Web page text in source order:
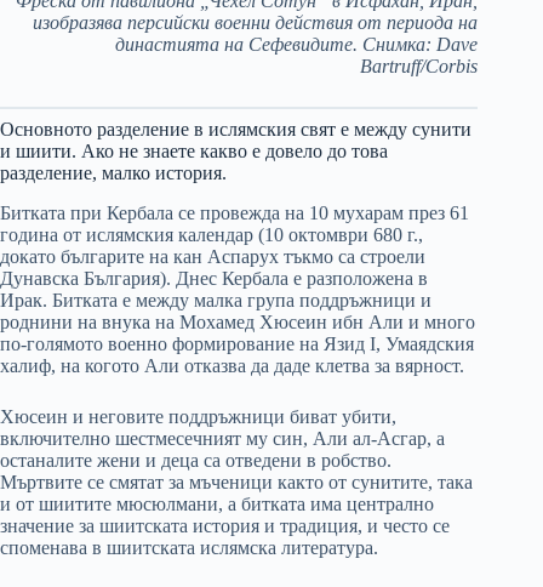
изобразява персийски военни действия от периода на
династията на Сефевидите. Снимка: Dave
Bartruff/Corbis
Основното разделение в ислямския свят е между сунити
и шиити. Ако не знаете какво е довело до това
разделение, малко история.
Битката при Кербала се провежда на 10 мухарам през 61
година от ислямския календар (10 октомври 680 г.,
докато българите на кан Аспарух тъкмо са строели
Дунавска България). Днес Кербала е разположена в
Ирак. Битката е между малка група поддръжници и
роднини на внука на Мохамед Хюсеин ибн Али и много
по-голямото военно формирование на Язид I, Умаядския
халиф, на когото Али отказва да даде клетва за вярност.
Хюсеин и неговите поддръжници биват убити,
включително шестмесечният му син, Али ал-Асгар, а
останалите жени и деца са отведени в робство.
Мъртвите се смятат за мъченици както от сунитите, така
и от шиитите мюсюлмани, а битката има централно
значение за шиитската история и традиция, и често се
споменава в шиитската ислямска литература.